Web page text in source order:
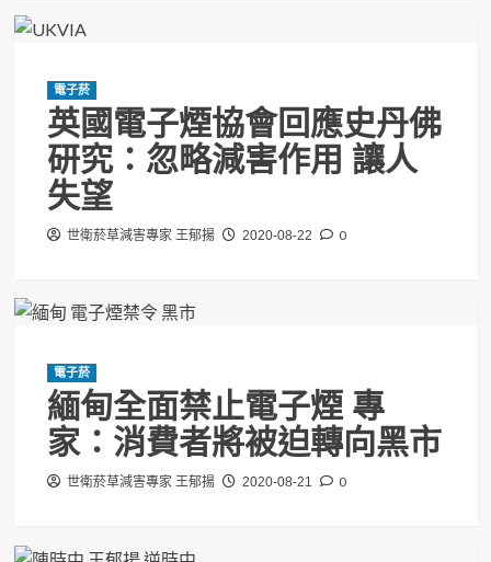
電子菸
英國電子煙協會回應史丹佛
研究：忽略減害作用 讓人
失望
世衛菸草減害專家 王郁揚 2020-08-22 0
電子菸
緬甸全面禁止電子煙 專
家：消費者將被迫轉向黑市
世衛菸草減害專家 王郁揚 2020-08-21 0